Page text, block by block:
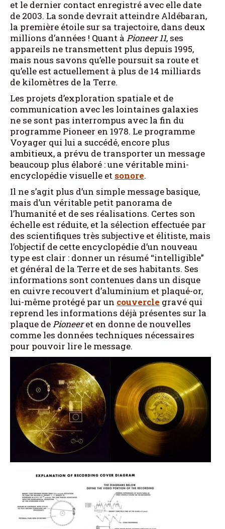
et le dernier contact enregistré avec elle date
de 2003. La sonde devrait atteindre Aldébaran,
la première étoile sur sa trajectoire, dans deux
millions d’années ! Quant à Pioneer 11, ses
appareils ne transmettent plus depuis 1995,
mais nous savons qu’elle poursuit sa route et
qu’elle est actuellement à plus de 14 milliards
de kilomètres de la Terre.
Les projets d’exploration spatiale et de
communication avec les lointaines galaxies
ne se sont pas interrompus avec la fin du
programme Pioneer en 1978. Le programme
Voyager qui lui a succédé, encore plus
ambitieux, a prévu de transporter un message
beaucoup plus élaboré : une véritable mini-
encyclopédie visuelle et sonore.
Il ne s’agit plus d’un simple message basique,
mais d’un véritable petit panorama de
l’humanité et de ses réalisations. Certes son
échelle est réduite, et la sélection effectuée par
des scientifiques très subjective et élitiste, mais
l’objectif de cette encyclopédie d’un nouveau
type est clair : donner un résumé “intelligible”
et général de la Terre et de ses habitants. Ses
informations sont contenues dans un disque
en cuivre recouvert d’aluminium et plaqué-or,
lui-même protégé par un couvercle gravé qui
reprend les informations déjà présentes sur la
plaque dePioneeret en donne de nouvelles
comme les données techniques nécessaires
pour pouvoir lire le message.